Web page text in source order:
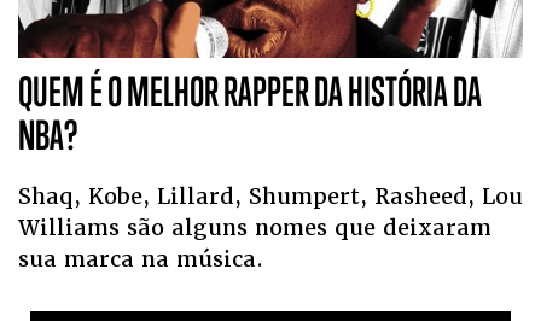
QUEM É O MELHOR RAPPER DA HISTÓRIA DA
NBA?
Shaq, Kobe, Lillard, Shumpert, Rasheed, Lou
Williams são alguns nomes que deixaram
sua marca na música.